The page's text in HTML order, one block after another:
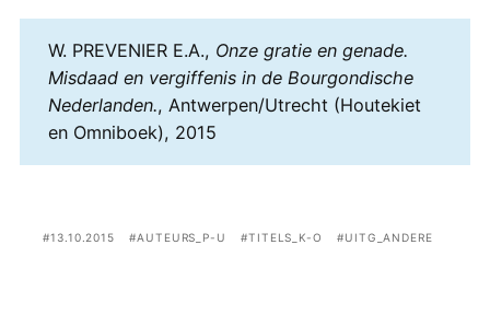
W. PREVENIER E.A., Onze gratie en genade.
Misdaad en vergiffenis in de Bourgondische
Nederlanden., Antwerpen/Utrecht (Houtekiet
en Omniboek), 2015
13.10.2015 AUTEURS_P-U TITELS_K-O UITG_ANDERE